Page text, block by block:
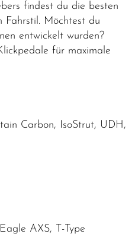
findest du die besten
Fahrstil. Möchtest du
entwickelt wurden?
für maximale
Carbon, IsoStrut, UDH,
AXS, T-Type